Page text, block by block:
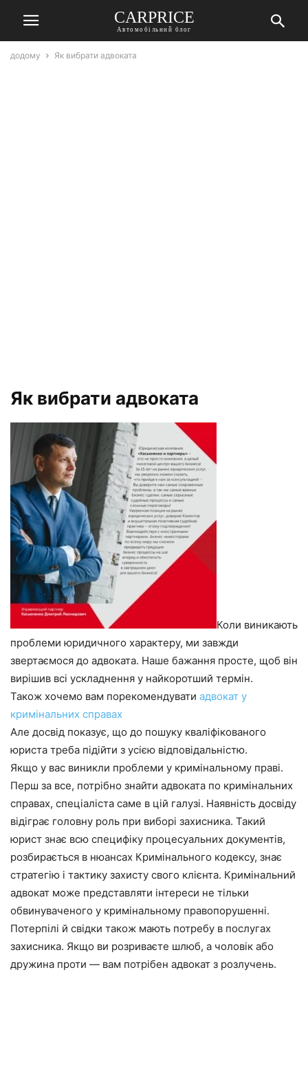
СARPRICE
Автомобільний блог
додому Як вибрати адвоката
Як вибрати адвоката
Коли виникають
проблеми юридичного характеру, ми завжди
звертаємося до адвоката. Наше бажання просте, щоб він
вирішив всі ускладнення у найкоротший термін.
Також хочемо вам порекомендувати адвокат у
кримінальних справах
Але досвід показує, що до пошуку кваліфікованого
юриста треба підійти з усією відповідальністю.
Якщо у вас виникли проблеми у кримінальному праві.
Перш за все, потрібно знайти адвоката по кримінальних
справах, спеціаліста саме в цій галузі. Наявність досвіду
відіграє головну роль при виборі захисника. Такий
юрист знає всю специфіку процесуальних документів,
розбирається в нюансах Кримінального кодексу, знає
стратегію і тактику захисту свого клієнта. Кримінальний
адвокат може представляти інтереси не тільки
обвинуваченого у кримінальному правопорушенні.
Потерпілі й свідки також мають потребу в послугах
захисника. Якщо ви розриваєте шлюб, а чоловік або
дружина проти — вам потрібен адвокат з розлучень.